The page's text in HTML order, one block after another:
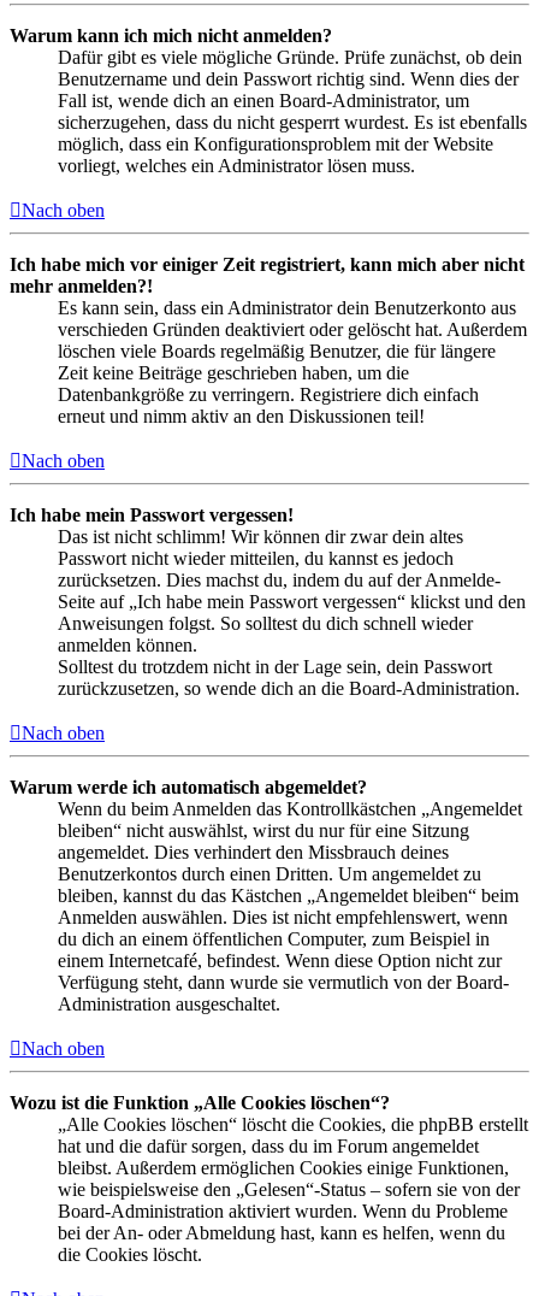
Warum kann ich mich nicht anmelden?
Dafür gibt es viele mögliche Gründe. Prüfe zunächst, ob dein
Benutzername und dein Passwort richtig sind. Wenn dies der
Fall ist, wende dich an einen Board-Administrator, um
sicherzugehen, dass du nicht gesperrt wurdest. Es ist ebenfalls
möglich, dass ein Konfigurationsproblem mit der Website
vorliegt, welches ein Administrator lösen muss.
Nach oben
Ich habe mich vor einiger Zeit registriert, kann mich aber nicht
mehr anmelden?!
Es kann sein, dass ein Administrator dein Benutzerkonto aus
verschieden Gründen deaktiviert oder gelöscht hat. Außerdem
löschen viele Boards regelmäßig Benutzer, die für längere
Zeit keine Beiträge geschrieben haben, um die
Datenbankgröße zu verringern. Registriere dich einfach
erneut und nimm aktiv an den Diskussionen teil!
Nach oben
Ich habe mein Passwort vergessen!
Das ist nicht schlimm! Wir können dir zwar dein altes
Passwort nicht wieder mitteilen, du kannst es jedoch
zurücksetzen. Dies machst du, indem du auf der Anmelde-
Seite auf „Ich habe mein Passwort vergessen“ klickst und den
Anweisungen folgst. So solltest du dich schnell wieder
anmelden können.
Solltest du trotzdem nicht in der Lage sein, dein Passwort
zurückzusetzen, so wende dich an die Board-Administration.
Nach oben
Warum werde ich automatisch abgemeldet?
Wenn du beim Anmelden das Kontrollkästchen „Angemeldet
bleiben“ nicht auswählst, wirst du nur für eine Sitzung
angemeldet. Dies verhindert den Missbrauch deines
Benutzerkontos durch einen Dritten. Um angemeldet zu
bleiben, kannst du das Kästchen „Angemeldet bleiben“ beim
Anmelden auswählen. Dies ist nicht empfehlenswert, wenn
du dich an einem öffentlichen Computer, zum Beispiel in
einem Internetcafé, befindest. Wenn diese Option nicht zur
Verfügung steht, dann wurde sie vermutlich von der Board-
Administration ausgeschaltet.
Nach oben
Wozu ist die Funktion „Alle Cookies löschen“?
„Alle Cookies löschen“ löscht die Cookies, die phpBB erstellt
hat und die dafür sorgen, dass du im Forum angemeldet
bleibst. Außerdem ermöglichen Cookies einige Funktionen,
wie beispielsweise den „Gelesen“-Status – sofern sie von der
Board-Administration aktiviert wurden. Wenn du Probleme
bei der An- oder Abmeldung hast, kann es helfen, wenn du
die Cookies löscht.